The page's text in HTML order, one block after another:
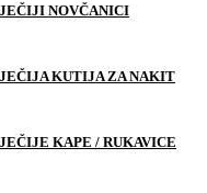
NOVČANICI
KUTIJA ZA NAKIT
KAPE / RUKAVICE